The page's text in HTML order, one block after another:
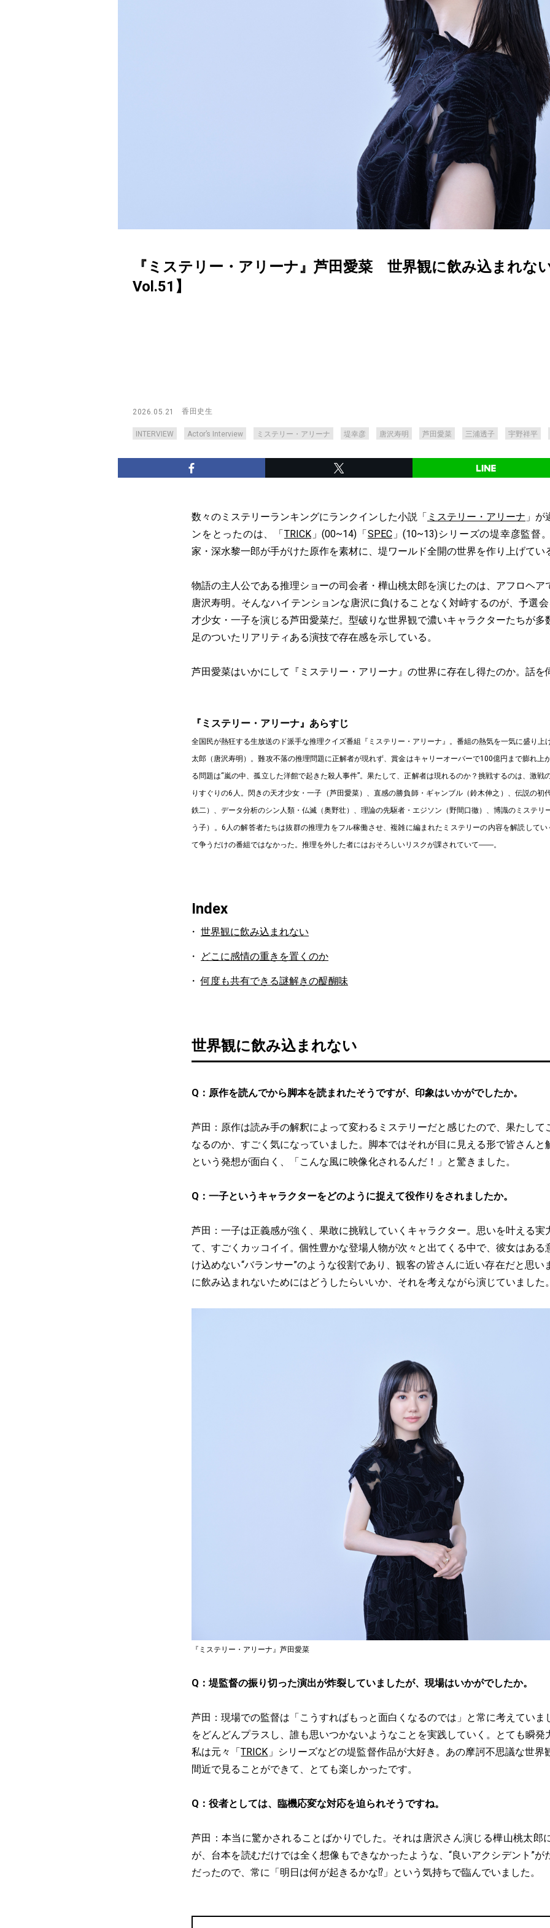
『ミステリー・アリーナ』芦田愛菜 世界観に飲み込まれな
Vol.51】
2026.05.21 香田史生
INTERVIEW Actor’s Interview ミステリー・アリーナ 堤幸彦 唐沢寿明 芦田愛菜 三浦透子 宇野祥平
数々のミステリーランキングにランクインした小説「 ミステリー・アリーナ 」が
ンをとったのは、「TRICK」(00~14)「SPEC」(10~13)シリーズの堤幸彦監督
家・深水黎一郎が手がけた原作を素材に、堤ワールド全開の世界を作り上げてい
物語の主人公である推理ショーの司会者・樺山桃太郎を演じたのは、アフロヘア
唐沢寿明。そんなハイテンションな唐沢に負けることなく対峙するのが、予選
才少女・一子を演じる芦田愛菜だ。型破りな世界観で濃いキャラクターたちが多
足のついたリアリティある演技で存在感を示している。
芦田愛菜はいかにして『ミステリー・アリーナ』の世界に存在し得たのか。話を
『ミステリー・アリーナ』あらすじ
全国民が熱狂する生放送のド派手な推理クイズ番組『ミステリー・アリーナ』。番組の熱気を一気に盛り上
太郎（唐沢寿明）。難攻不落の推理問題に正解者が現れず、賞金はキャリーオーバーで100億円まで膨れ上
る問題は“嵐の中、孤立した洋館で起きた殺人事件”。果たして、正解者は現れるのか？挑戦するのは、激戦
りすぐりの6人。閃きの天才少女・一子（芦田愛菜）、直感の勝負師・ギャンブル（鈴木伸之）、伝説の初
鉄二）、データ分析のシン人類・仏滅（奥野壮）、理論の先駆者・エジソン（野間口徹）、博識のミステリ
う子）。6人の解答者たちは抜群の推理力をフル稼働させ、複雑に編まれたミステリーの内容を解読して
て争うだけの番組ではなかった。推理を外した者にはおそろしいリスクが課されていて――。
Index
世界観に飲み込まれない
どこに感情の重きを置くのか
何度も共有できる謎解きの醍醐味
世界観に飲み込まれない
Q：原作を読んでから脚本を読まれたそうですが、印象はいかがでしたか。
芦田：原作は読み手の解釈によって変わるミステリーだと感じたので、果たして
なるのか、すごく気になっていました。脚本ではそれが目に見える形で皆さんと
という発想が面白く、「こんな風に映像化されるんだ！」と驚きました。
Q：一子というキャラクターをどのように捉えて役作りをされましたか。
芦田：一子は正義感が強く、果敢に挑戦していくキャラクター。思いを叶える実
て、すごくカッコイイ。個性豊かな登場人物が次々と出てくる中で、彼女はある
け込めない“バランサー”のような役割であり、観客の皆さんに近い存在だと思い
に飲み込まれないためにはどうしたらいいか、それを考えながら演じていました
『ミステリー・アリーナ』芦田愛菜
Q：堤監督の振り切った演出が炸裂していましたが、現場はいかがでしたか。
芦田：現場での監督は「こうすればもっと面白くなるのでは」と常に考えていま
をどんどんプラスし、誰も思いつかないようなことを実践していく。とても瞬発
私は元々「TRICK 」シリーズなどの堤監督作品が大好き。あの摩訶不思議な世界
間近で見ることができて、とても楽しかったです。
Q：役者としては、臨機応変な対応を迫られそうですね。
芦田：本当に驚かされることばかりでした。それは唐沢さん演じる樺山桃太郎
が、台本を読むだけでは全く想像もできなかったような、“良いアクシデント”が
だったので、常に「明日は何が起きるかな⁉︎」という気持ちで臨んでいました。